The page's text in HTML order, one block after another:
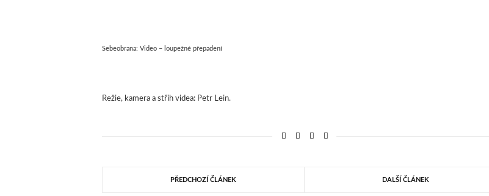
Sebeobrana: Video – loupežné přepadení
Režie, kamera a střih videa: Petr Lein.
PŘEDCHOZÍ ČLÁNEK DALŠÍ ČLÁNEK